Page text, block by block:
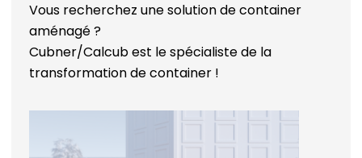
Vous recherchez une solution de container
aménagé ?
Cubner/Calcub est le spécialiste de la
transformation de container !